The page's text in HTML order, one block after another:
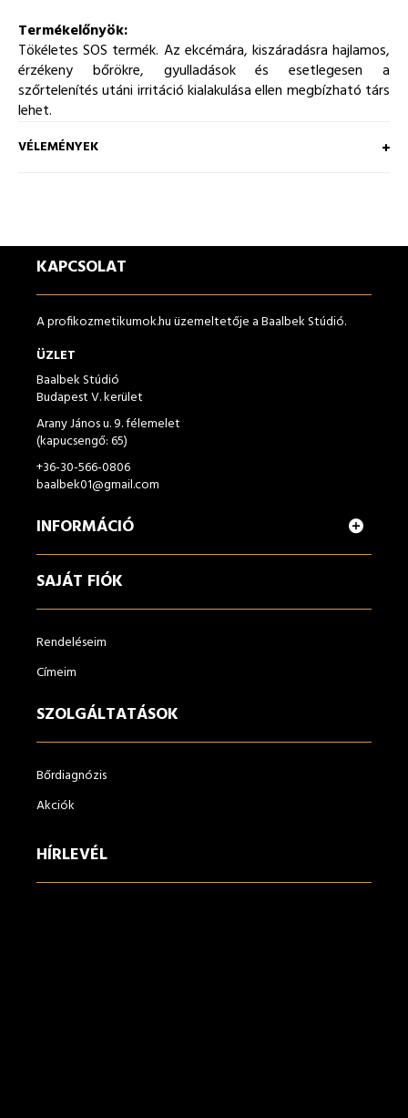
Termékelőnyök:
Tökéletes SOS termék. Az ekcémára, kiszáradásra hajlamos,
érzékeny bőrökre, gyulladások és esetlegesen a
szőrtelenítés utáni irritáció kialakulása ellen megbízható társ
lehet.
VÉLEMÉNYEK
KAPCSOLAT
A profikozmetikumok.hu üzemeltetője a Baalbek Stúdió.
ÜZLET
Baalbek Stúdió
Budapest V. kerület
Arany János u. 9. félemelet
(kapucsengő: 65)
+36-30-566-0806
baalbek01@gmail.com
INFORMÁCIÓ
SAJÁT FIÓK
Rendeléseim
Címeim
SZOLGÁLTATÁSOK
Bőrdiagnózis
Akciók
HÍRLEVÉL